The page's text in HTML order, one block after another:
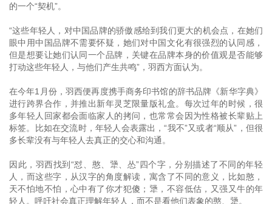
的一个“契机”。
“这些年轻人，对中国品牌的骄傲感给到我们更大的机会点，在她们
眼中用中国品牌不需要怀疑，她们对中国文化有很强烈的认同感，
但是想要让她们认同一个品牌，关键在品牌本身的价值观是否能够
打动这些年轻人，与他们产生共鸣”，羽西方面认为。
在今年1月份，羽西便再度携手商务印书馆的辞书品牌《新华字典》
进行跨界合作，并推出新年灵芝限量版礼盒。每次过年的时候，很
多年轻人回家都会面临家人的拷问，也常常会因为性格被长辈贴上
标签。比如在交流时，年轻人会表露出，“我不”又或者“顺从”，但很
多长辈没有与年轻人去真正的交心和沟通。
因此，羽西找到“怼、憨、犟、怂”四个字，分别描述了不同的年轻
人，而这些字，从汉字的角度解读，寓含了不同的意义，比如憨，
天不怕地不怕，心中有了你才犯傻；犟，不容低估，又强又牛的年
轻人。呼吁社会真正理解年轻人，而不是看他们表象的憨、犟。